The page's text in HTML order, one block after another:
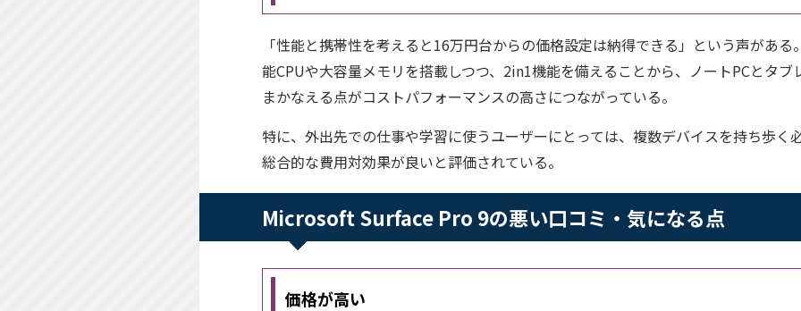
「性能と携帯性を考えると16万円台からの価格設定は納得できる」という声があ
能CPUや大容量メモリを搭載しつつ、2in1機能を備えることから、ノートPCとタブ
まかなえる点がコストパフォーマンスの高さにつながっている。
特に、外出先での仕事や学習に使うユーザーにとっては、複数デバイスを持ち歩く
総合的な費用対効果が良いと評価されている。
Microsoft Surface Pro 9の悪い口コミ・気になる点
価格が高い